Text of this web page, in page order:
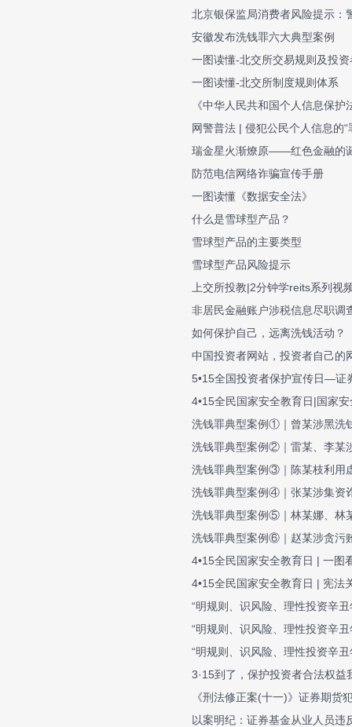
北京银保监局消费者风险提示：
安徽发布洗钱罪六大典型案例
一图读懂-北交所交易规则及投
一图读懂-北交所制度规则体系
《中华人民共和国个人信息保护
网警普法 | 侵犯公民个人信息的“
瑞金星火渐燎原——红色金融的
防范电信网络诈骗宣传手册
一图读懂《数据安全法》
什么是雪球型产品？
雪球型产品的主要类型
雪球型产品风险提示
上交所投教|2分钟学reits系列视
非居民金融账户涉税信息尽职调
如何保护自己，远离洗钱活动？
中国投资者网站，投资者自己的
5•15全国投资者保护宣传日—证
4•15全民国家安全教育日|国家
洗钱罪典型案例①｜曾某涉黑洗
洗钱罪典型案例②｜雷某、李某
洗钱罪典型案例③｜陈某枝利用
洗钱罪典型案例④｜张某涉集资
洗钱罪典型案例⑤｜林某娜、林
洗钱罪典型案例⑥｜赵某涉贪污
4•15全民国家安全教育日 | 一图
4•15全民国家安全教育日 | 宪法
“明规则、识风险、理性投资辛
“明规则、识风险、理性投资辛
“明规则、识风险、理性投资辛
3·15到了，保护投资者合法权益
《刑法修正案(十一)》证券期货
以案明纪：证券基金从业人员违